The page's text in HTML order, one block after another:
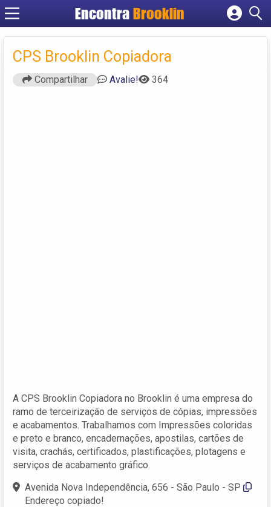
Encontra Brooklin
Cadastrar empresa
Criar conta
CPS Brooklin Copiadora
Compartilhar Avalie! 364
A CPS Brooklin Copiadora no Brooklin é uma empresa do
ramo de terceirização de serviços de cópias, impressões
e acabamentos. Trabalhamos com Impressões coloridas
e preto e branco, encadernações, apostilas, cartões de
visita, crachás, certificados, plastificações, plotagens e
serviços de acabamento gráfico.
Avenida Nova Independência, 656 - São Paulo - SP
Endereço copiado!